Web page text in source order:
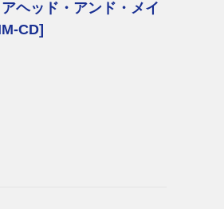
ヘッド・アンド・メイ
CD]